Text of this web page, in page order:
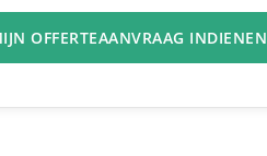
OFFERTEAANVRAAG INDIENEN